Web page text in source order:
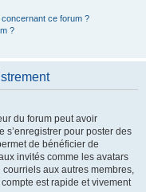
ce forum ?
?
du forum peut avoir
s’enregistrer pour poster des
de bénéficier de
invités comme les avatars
aux autres membres,
est rapide et vivement